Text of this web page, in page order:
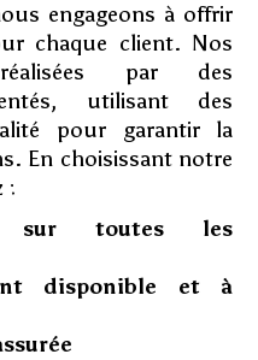
engageons à offrir
chaque client. Nos
par des
utilisant des
pour garantir la
En choisissant notre
:
sur toutes les
disponible et à